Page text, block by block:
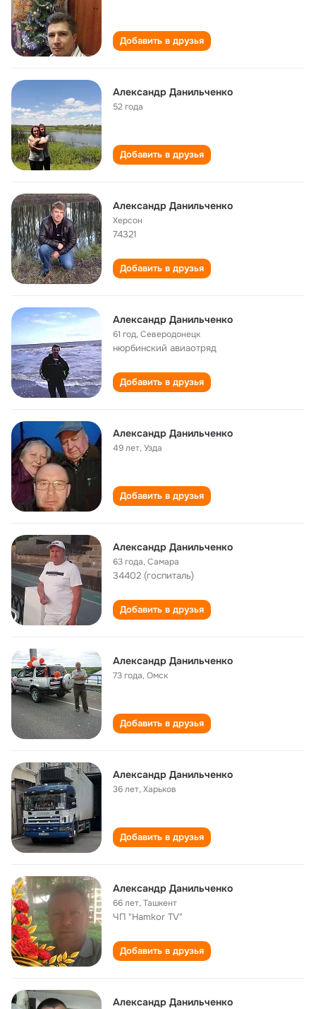
Добавить в друзья
Александр Данильченко
52 года
Добавить в друзья
Александр Данильченко
Херсон
74321
Добавить в друзья
Александр Данильченко
61 год,Северодонецк
нюрбинский авиаотряд
Добавить в друзья
Александр Данильченко
49 лет,Узда
Добавить в друзья
Александр Данильченко
63 года,Самара
34402 (госпиталь)
Добавить в друзья
Александр Данильченко
73 года,Омск
Добавить в друзья
Александр Данильченко
36 лет,Харьков
Добавить в друзья
Александр Данильченко
66 лет,Ташкент
ЧП "Hamkor TV"
Добавить в друзья
Александр Данильченко